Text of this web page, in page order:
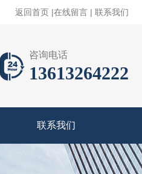
返回首页 |在线留言 | 联系我们
咨询电话
13613264222
联系我们